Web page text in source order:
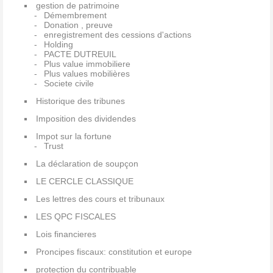
gestion de patrimoine
Démembrement
Donation , preuve
enregistrement des cessions d'actions
Holding
PACTE DUTREUIL
Plus value immobiliere
Plus values mobilières
Societe civile
Historique des tribunes
Imposition des dividendes
Impot sur la fortune
Trust
La déclaration de soupçon
LE CERCLE CLASSIQUE
Les lettres des cours et tribunaux
LES QPC FISCALES
Lois financieres
Proncipes fiscaux: constitution et europe
protection du contribuable